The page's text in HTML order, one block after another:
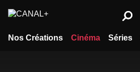
Nos Créations Cinéma Séries